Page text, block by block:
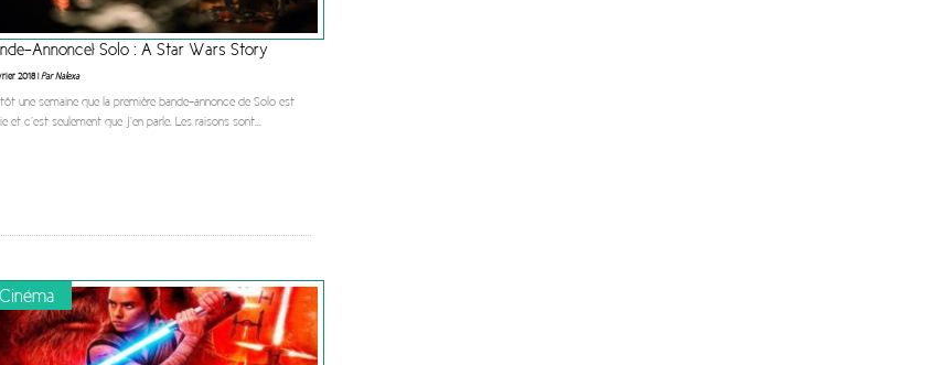
Annonce] Solo : A Star Wars Story
2018 |Par Nalexa
une semaine que la première bande-annonce de Solo est
et c’est seulement que j’en parle. Les raisons sont...
Cinéma